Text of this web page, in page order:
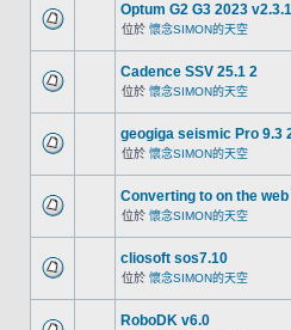
Optum G2 G3 2023
位於 懷念SIMON的天空
Cadence SSV 25.1 2
位於 懷念SIMON的天空
geogiga seismic Pro 9.3
位於 懷念SIMON的天空
Converting to on the
位於 懷念SIMON的天空
cliosoft sos7.10
位於 懷念SIMON的天空
RoboDK v6.0